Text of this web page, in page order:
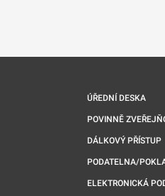
ÚŘEDNÍ DESKA
POVINNĚ
DÁLKOVÝ PŘÍSTUP
PODATELNA/
ELEKTRONICKÁ